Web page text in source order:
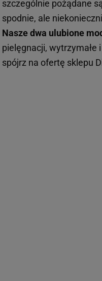
szczególnie pożądane
spodnie, ale
Nasze dwa ulubione
pielęgnacji,
spójrz na ofertę sklepu